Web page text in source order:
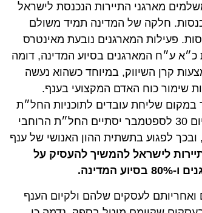
באה על רקע אפס מוחלט בהכנסות ואיסור לעבוד. מאז חודש מרץ 2020 משלמים מארגני התיירות הנכנסת לישראל
חלקה של המדינה תמיד משולם
המארגנים נובעת מאינטרס
המארגנים בסיוע המדינה, דומה
קרן השיווק, במיוחד כשהוא נעשה
כוח האדם המקצועי בענף.
שליחת עובדים לתוכניות החל״ת
שיזמה המדינה לכל. להערכתנו, למעלה ממחצית העובדים שהיו בסוף 2019 כבר אינם בנמצא. ביום 30 לספטמבר יסתיים החל״ת הרוחבי
לפגוע בתשתית ההון האנושי של ענף
למארגני התיירות לישראל להמשיך להעסיק על
לעסקים שלהם ולקיום הענף